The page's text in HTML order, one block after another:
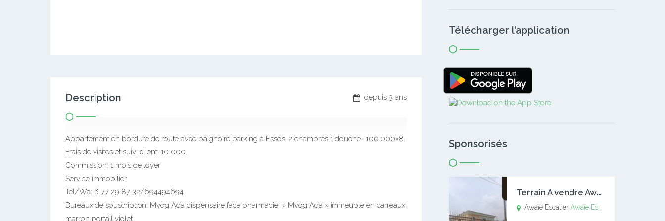
depuis 3 ans
Description
Appartement en bordure de route avec baignoire parking à Essos. 2 chambres 1 douche….100 000×8.
Frais de visites et suivi client: 10 000.
Commission: 1 mois de loyer
Service immobilier
Tél/Wa: 6 77 29 87 32/694494694
Bureaux de souscription: Mvog Ada dispensaire face pharmacie » Mvog Ada » immeuble en carreaux
marron portail violet
Télécharger l’application
Sponsorisés
T
errain A vendre Awaïe Escalier
Awaïe EscalierAwaïe Escalier